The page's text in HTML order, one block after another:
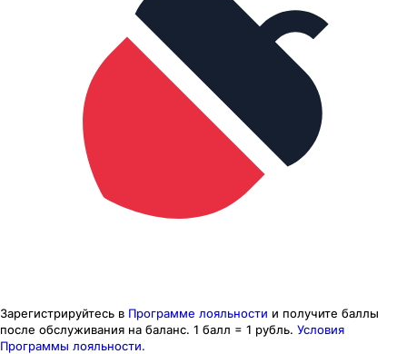
Зарегистрируйтесь в Программе лояльности и получите баллы
после обслуживания на баланс. 1 балл = 1 рубль. Условия
Программы лояльности.